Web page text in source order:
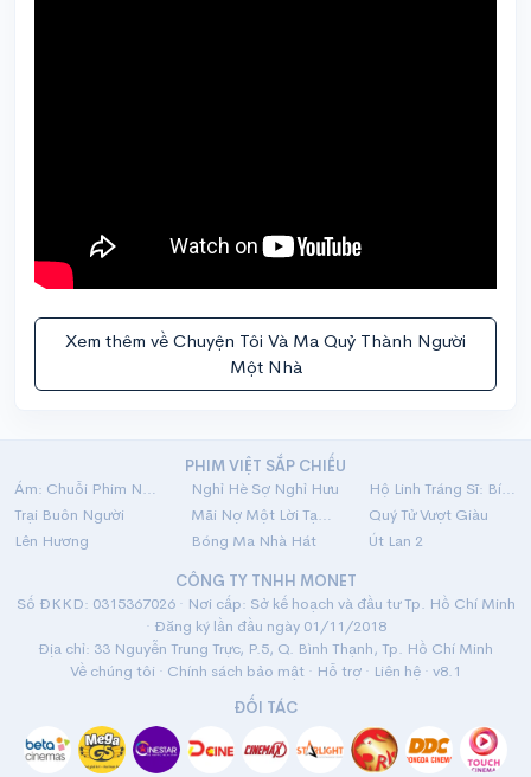
Xem thêm về Chuyện Tôi Và Ma Quỷ Thành Người
Một Nhà
PHIM VIỆT SẮP CHIẾU
Ám: Chuỗi Phim Ngắn Linh Dị
Nghỉ Hè Sợ Nghỉ Hưu
Hộ Linh Tráng Sĩ: Bí Ẩn Mộ Vua Đinh
Trại Buôn Người
Mãi Nợ Một Lời Tạm Biệt
Quý Tử Vượt Giàu
Lên Hương
Bóng Ma Nhà Hát
Út Lan 2
CÔNG TY TNHH MONET
Số ĐKKD: 0315367026 · Nơi cấp: Sở kế hoạch và đầu tư Tp. Hồ Chí Minh
· Đăng ký lần đầu ngày 01/11/2018
Địa chỉ: 33 Nguyễn Trung Trực, P.5, Q. Bình Thạnh, Tp. Hồ Chí Minh
Về chúng tôi · Chính sách bảo mật · Hỗ trợ · Liên hệ · v8.1
ĐỐI TÁC